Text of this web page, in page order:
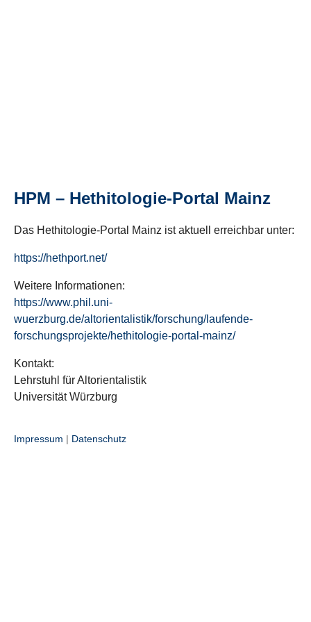
HPM – Hethitologie-Portal Mainz
Das Hethitologie-Portal Mainz ist aktuell erreichbar unter:
https://hethport.net/
Weitere Informationen:
https://www.phil.uni-
wuerzburg.de/altorientalistik/forschung/laufende-
forschungsprojekte/hethitologie-portal-mainz/
Kontakt:
Lehrstuhl für Altorientalistik
Universität Würzburg
Impressum | Datenschutz